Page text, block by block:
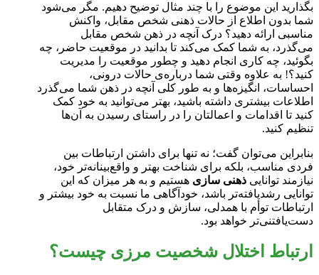
بگذارید این موضوع را با چند مثال توضیح دهیم. مگر می‌شود
شما بدون اطلاع از حالات ذهنی شخص مقابل، واکنش
مناسبی ارائه دهید؟ درک آنچه در ذهن شخص مقابل
می‌گذرد، به شما کمک می‌کند تا بدانید در موقعیت حاضر، چه
بگوئید، چه کاری انجام دهید و چطور موقعیت را مدیریت
کنید؟! به علاوه وقتی شما درباره‌ی حالات درونی،
احساسات، انگیزه‌ها و به طور کلی آنچه در ذهن شما می‌گذرد
اطلاعات بیشتری داشته باشید، بهتر می‌توانید به خود کمک
کنید تا اقدامات و اعمالتان را در راستای رسیدن به آن‌ها
تنظیم کنید.
بنابراین می‌توان گفت؛ نه تنها برای داشتن ارتباطات بین
فردی مناسب، بلکه برای شناخت بهتر و واقع‌بینانه‌تر خود،
نیازمند توانایی ذهنی سازی هستیم و به هر میزان که این
توانایی رشدیافته‌تر باشد، خودآگاهی ما نسبت به خود بیشتر و
ارتباطات توأم با همدلی، سازش و درک متقابل
دست‌یافتنی‌تر خواهد بود.
ارتباط اختلال شخصیت مرزی چیست؟